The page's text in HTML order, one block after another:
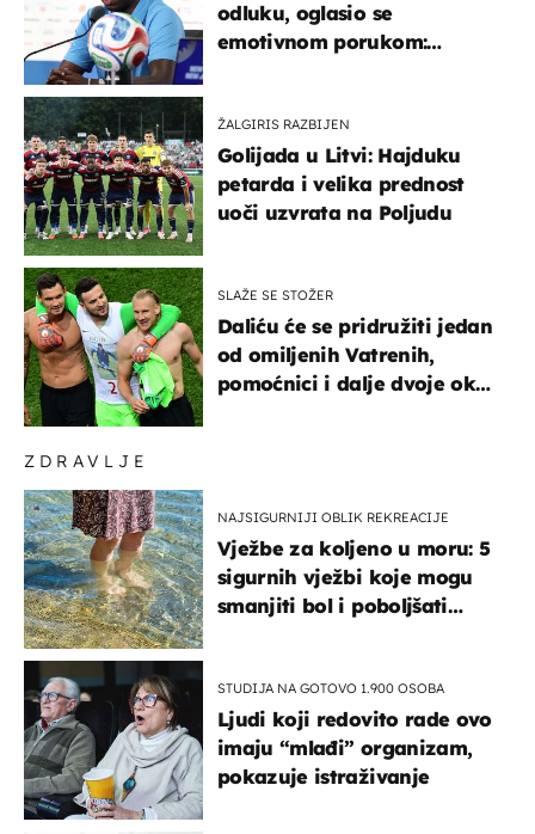
ZDRAVLJE
NAJSIGURNIJI OBLIK REKREACIJE
Vježbe za koljeno u moru: 5
sigurnih vježbi koje mogu
smanjiti bol i poboljšati
STUDIJA NA GOTOVO 1.900 OSOBA
Ljudi koji redovito rade ovo
imaju “mlađi” organizam,
pokazuje istraživanje
odluku, oglasio se
emotivnom porukom:
ŽALGIRIS RAZBIJEN
Golijada u Litvi: Hajduku
petarda i velika prednost
uoči uzvrata na Poljudu
SLAŽE SE STOŽER
Daliću će se pridružiti jedan
od omiljenih Vatrenih,
pomoćnici i dalje dvoje oko